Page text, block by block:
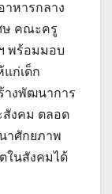
าหารกลาง
ษ คณะครู
พร้อมมอบ
ก่เด็ก
างพัฒนาการ
งคม ตลอด
าศักยภาพ
ในสังคมได้